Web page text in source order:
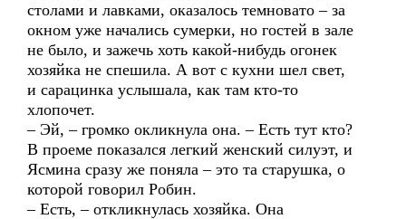
столами и лавками, оказалось темновато – за
окном уже начались сумерки, но гостей в зале
не было, и зажечь хоть какой-нибудь огонек
хозяйка не спешила. А вот с кухни шел свет,
и сарацинка услышала, как там кто-то
хлопочет.
– Эй, – громко окликнула она. – Есть тут кто?
В проеме показался легкий женский силуэт, и
Ясмина сразу же поняла – это та старушка, о
которой говорил Робин.
– Есть, – откликнулась хозяйка. Она